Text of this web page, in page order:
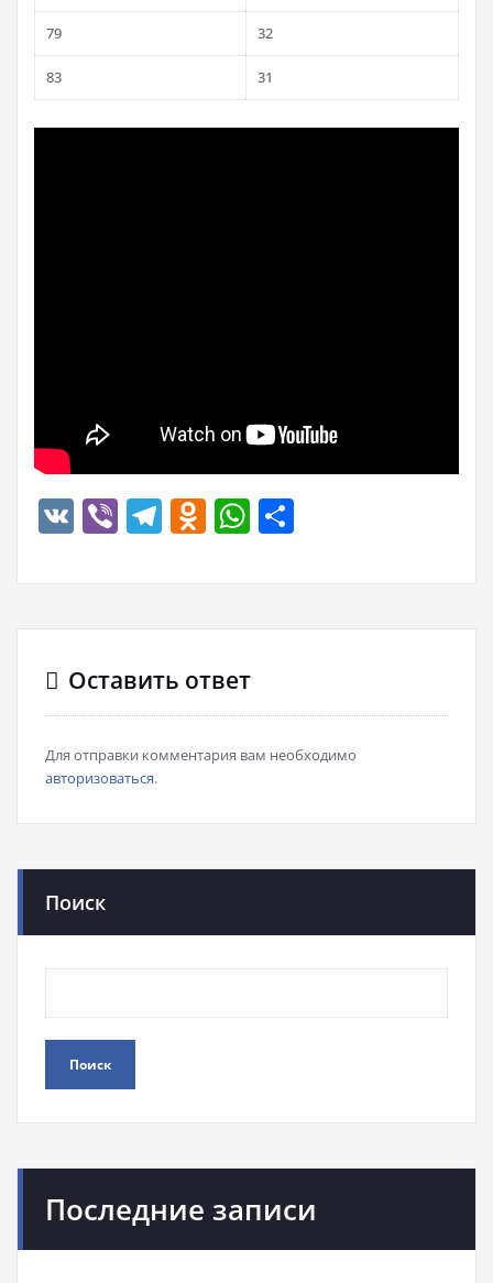
79 32
83 31
VK ViberTelegram
Odnoklassniki
WhatsApp
Оставить ответ
Для отправки комментария вам необходимо
авторизоваться.
Поиск
Поиск
Последние записи